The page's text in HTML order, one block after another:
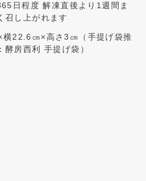
日程度 解凍直後より1週間ま
召し上がれます
22.6㎝×高さ3㎝（手提げ袋推
酵房西利 手提げ袋）